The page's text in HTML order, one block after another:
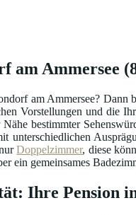
am Ammersee
am Ammersee? Dann
Vorstellungen und die
bestimmter
unterschiedlichen
Doppelzimmer, diese
ein gemeinsames
Ihre Pension